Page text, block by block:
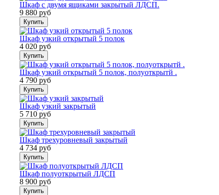
Шкаф с двумя ящиками закрытый ЛДСП.
9 880 руб
Купить
Шкаф узкий открытый 5 полок
4 020 руб
Купить
Шкаф узкий открытый 5 полок, полуоткрытй .
4 790 руб
Купить
Шкаф узкий закрытый
5 710 руб
Купить
Шкаф трехуровневый закрытый
4 734 руб
Купить
Шкаф полуоткрытый ЛДСП
8 900 руб
Купить